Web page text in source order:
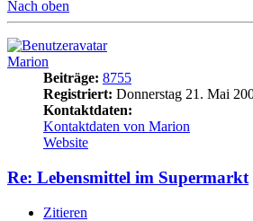
Nach oben
Marion
Beiträge: 8755
Registriert: Donnerstag 21. Mai
Kontaktdaten:
Kontaktdaten von Marion
Website
Re: Lebensmittel im Supermarkt
Zitieren